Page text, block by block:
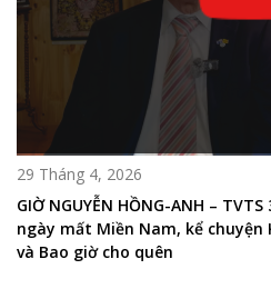
29 Tháng 4, 2026
GIỜ NGUYỄN HỒNG-ANH –
ngày mất Miền Nam, kể
và Bao giờ cho quên